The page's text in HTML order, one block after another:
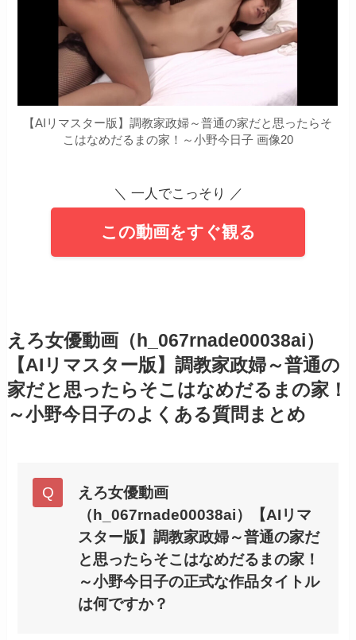
【AIリマスター版】調教家政婦～普通の家だと思ったらそ
こはなめだるまの家！～小野今日子 画像20
＼ 一人でこっそり ／
この動画をすぐ観る
えろ女優動画（h_067rnade00038ai）
【AIリマスター版】調教家政婦～普通の
家だと思ったらそこはなめだるまの家！
～小野今日子のよくある質問まとめ
えろ女優動画
（h_067rnade00038ai）【AIリマ
スター版】調教家政婦～普通の家だ
と思ったらそこはなめだるまの家！
～小野今日子の正式な作品タイトル
は何ですか？